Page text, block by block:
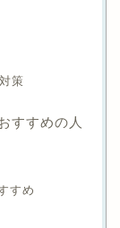
策
すすめの人
すめ